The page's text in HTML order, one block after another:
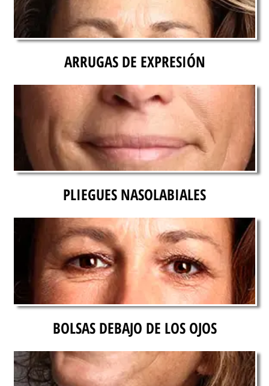
ARRUGAS DE EXPRESIÓN
PLIEGUES NASOLABIALES
BOLSAS DEBAJO DE LOS OJOS